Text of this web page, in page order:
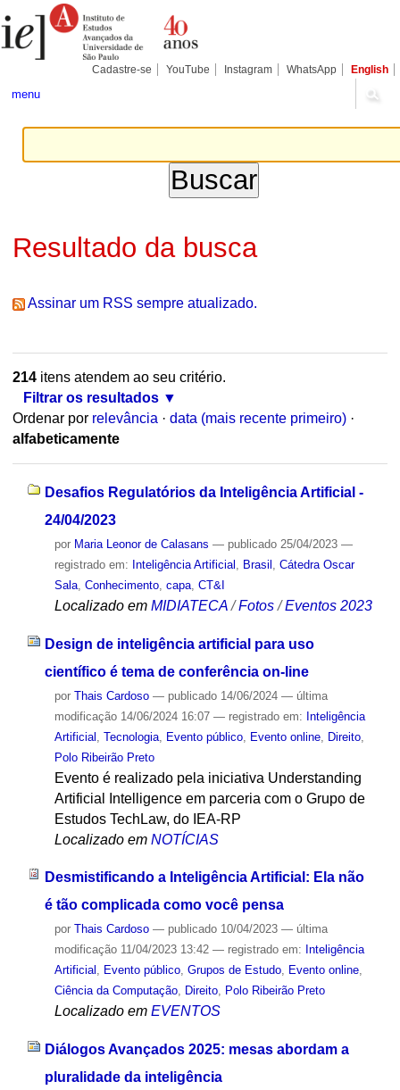
para
conteúdo.
Pessoais
Cadastre-se YouTube Instagram WhatsApp English
menu
Resultado da busca
Assinar um RSS sempre atualizado.
214itens atendem ao seu critério.
Filtrar os resultados
Ordenar por relevância · data (mais recente primeiro) ·
alfabeticamente
Desafios Regulatórios da Inteligência Artificial -
24/04/2023
por Maria Leonor de Calasans — publicado25/04/2023 —
registrado em: Inteligência Artificial Brasil
Cátedra Oscar
Sala, Conhecimento, capa, CT&I
Localizado em MIDIATECA /Fotos /Eventos 2023
Design de inteligência artificial para uso
científico é tema de conferência on-line
por Thais Cardoso — publicado14/06/2024 — última
modificação14/06/2024 16:07 — registrado em: Inteligência
Artificial Tecnologia, Evento público, Evento online, Direito,
Polo Ribeirão Preto
Evento é realizado pela iniciativa Understanding
Artificial Intelligence em parceria com o Grupo de
Estudos TechLaw, do IEA-RP
Localizado em NOTÍCIAS
Desmistificando a Inteligência Artificial: Ela não
é tão complicada como você pensa
por Thais Cardoso — publicado10/04/2023 — última
modificação11/04/2023 13:42 — registrado em: Inteligência
Artificial , Evento público, Grupos de Estudo, Evento online,
Ciência da Computação, Direito, Polo Ribeirão Preto
Localizado em EVENTOS
Diálogos Avançados 2025: mesas abordam a
pluralidade da inteligência